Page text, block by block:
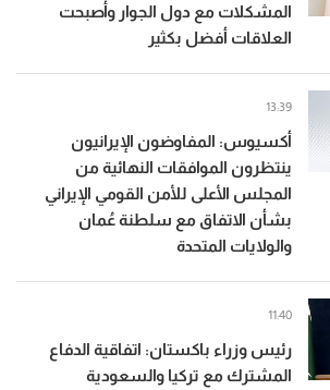
المشكلات مع دول الجوار وأصبحت
العلاقات أفضل بكثير
أكسيوس: المفاوضون الإيرانيون
ينتظرون الموافقات النهائية من
المجلس الأعلى للأمن القومي الإيراني
بشأن الاتفاق مع سلطنة عُمان
والولايات المتحدة
13:39
رئيس وزراء باكستان: اتفاقية الدفاع
المشترك مع تركيا والسعودية
11:40